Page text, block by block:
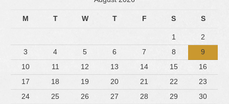
M T W T F S S
1
2
3
4 5 6 7 8
9
10
11 12 13 14 15
16
17
18 19 20 21 22
23
24
25 26 27 28 29
30